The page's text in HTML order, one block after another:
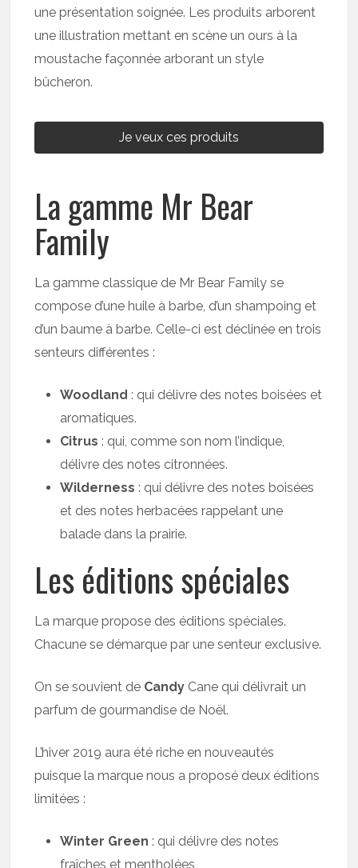
une présentation soignée. Les produits arborent
une illustration mettant en scène un ours à la
moustache façonnée arborant un style
bûcheron.
Je veux ces produits
La gamme Mr Bear
Family
La gamme classique de Mr Bear Family se
compose d’une huile à barbe, d’un shampoing et
d’un baume à barbe. Celle-ci est déclinée en trois
senteurs différentes :
Woodland : qui délivre des notes boisées et
aromatiques.
Citrus : qui, comme son nom l’indique,
délivre des notes citronnées.
Wilderness : qui délivre des notes boisées
et des notes herbacées rappelant une
balade dans la prairie.
Les éditions spéciales
La marque propose des éditions spéciales.
Chacune se démarque par une senteur exclusive.
On se souvient de Candy Cane qui délivrait un
parfum de gourmandise de Noël.
L’hiver 2019 aura été riche en nouveautés
puisque la marque nous a proposé deux éditions
limitées :
Winter Green : qui délivre des notes
fraîches et mentholées